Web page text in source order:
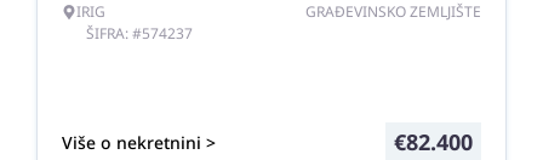
IRIG
ŠIFRA: #574237
GRAĐEVINSKO ZEMLJIŠTE
Više o nekretnini > €82.400